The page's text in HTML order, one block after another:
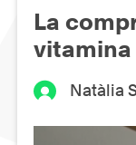
La
vitamina
Natàlia